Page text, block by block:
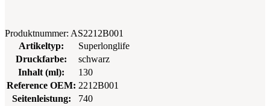
Produktnummer: AS2212B001
Artikeltyp:
Superlonglife
Druckfarbe:
schwarz
Inhalt (ml):
130
Reference OEM: 2212B001
Seitenleistung:
740